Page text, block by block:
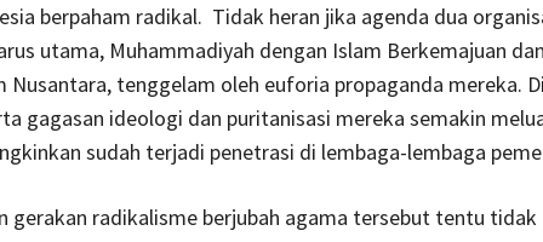
berpaham radikal. Tidak heran jika agenda dua
utama, Muhammadiyah dengan Islam Berkemajuan
Nusantara, tenggelam oleh euforia propaganda mereka.
gagasan ideologi dan puritanisasi mereka semakin
sudah terjadi penetrasi di lembaga-lembaga
gerakan radikalisme berjubah agama tersebut tentu tidak